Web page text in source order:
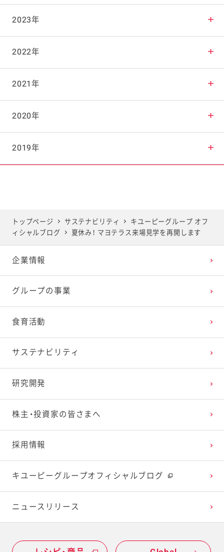
2025年11月
2025年10月
2025年9月
2025年8月
2025年7月
2025年4月
2025年3月
2025年2月
2025年1月
2024年12月
2024年11月
2024年10月
2024年9月
2024年8月
2024年5月
2024年4月
2024年3月
2024年2月
2023年
2023年12月
2023年11月
2023年10月
2023年9月
2023年6月
2023年5月
2023年4月
2023年3月
2022年
2022年12月
2022年11月
2022年10月
2022年7月
2022年6月
2022年5月
2022年4月
2021年
2021年12月
2021年11月
2021年8月
2021年7月
2021年6月
2021年5月
2020年
2020年12月
2020年9月
2020年8月
2020年7月
2020年6月
2019年
2019年10月
2019年9月
2019年8月
2019年7月
トップページ サステナビリティ
キユーピーグループ オフ
ィシャルブログ
夏休み！ マヨテラス来場見学を再開します
企業情報
グループの事業
食育活動
サステナビリティ
研究開発
株主・投資家の皆さまへ
採用情報
キユーピーグループオフィシャルブログ
ニュースリリース